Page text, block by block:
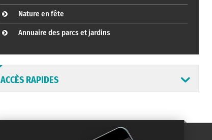
Nature en fête
Annuaire des parcs et jardins
ACCÈS RAPIDES